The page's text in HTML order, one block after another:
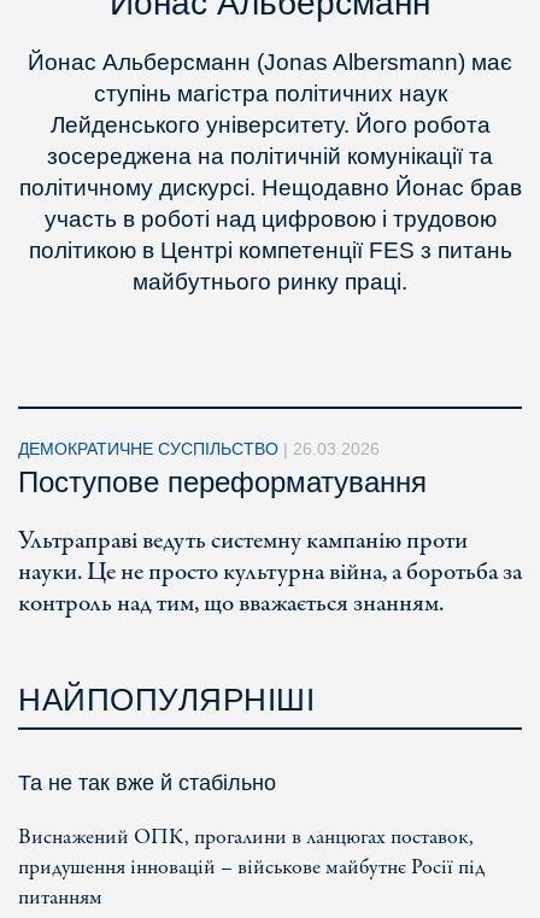
Йонас Альберсманн (Jonas Albersmann) має
ступінь магістра політичних наук
Лейденського університету. Його робота
зосереджена на політичній комунікації та
політичному дискурсі. Нещодавно Йонас брав
участь в роботі над цифровою і трудовою
політикою в Центрі компетенції FES з питань
майбутнього ринку праці.
ДЕМОКРАТИЧНЕ СУСПІЛЬСТВО | 26.03.2026
Поcтупове переформатування
Ультраправі ведуть системну кампанію проти
науки. Це не просто культурна війна, а боротьба за
контроль над тим, що вважається знанням.
НАЙПОПУЛЯРНІШІ
Та не так вже й стабільно
Виснажений ОПК, прогалини в ланцюгах поставок,
придушення інновацій – військове майбутнє Росії під
питанням